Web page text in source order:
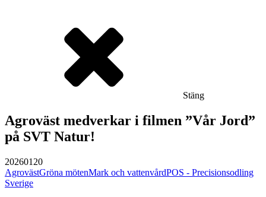
Stäng
Agroväst medverkar i filmen ”Vår Jord”
på SVT Natur!
20260120
AgrovästGröna mötenMark och vattenvårdPOS - Precisionsodling
Sverige